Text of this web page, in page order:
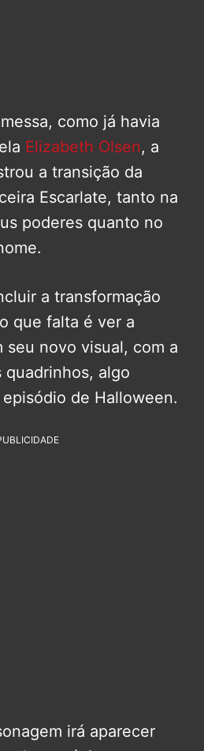
como já havia
Elizabeth Olsen, a
a transição da
Escarlate, tanto na
poderes quanto no
a transformação
que falta é ver a
seu novo visual, com a
quadrinhos, algo
de Halloween.
irá aparecer